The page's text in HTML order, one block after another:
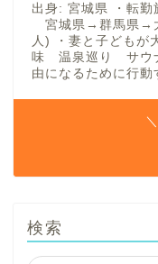
出身: 宮城県 ・転
宮城県→群馬県→
人) ・妻と子どもが
味 温泉巡り サウ
由になるために行動
検索